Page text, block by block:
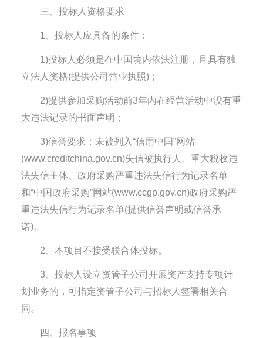
三、投标人资格要求
1、投标人应具备的条件：
1)投标人必须是在中国境内依法注册，且具有独
立法人资格(提供公司营业执照)；
2)提供参加采购活动前3年内在经营活动中没有重
大违法记录的书面声明；
3)信誉要求：未被列入“信用中国”网站
(www.creditchina.gov.cn)失信被执行人、重大税收违
法失信主体、政府采购严重违法失信行为记录名单
和“中国政府采购”网站(www.ccgp.gov.cn)政府采购严
重违法失信行为记录名单(提供信誉声明或信誉承
诺)。
2、本项目不接受联合体投标。
3、投标人设立资管子公司开展资产支持专项计
划业务的，可指定资管子公司与招标人签署相关合
同。
四、报名事项